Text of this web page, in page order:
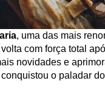
, uma das mais
com força total
novidades e
o paladar